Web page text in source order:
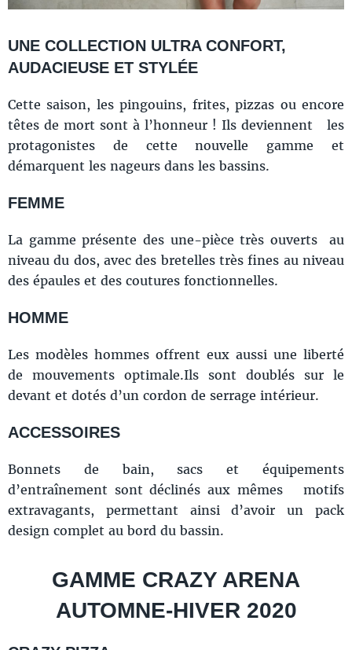
UNE COLLECTION ULTRA CONFORT,
AUDACIEUSE ET STYLÉE
Cette saison, les pingouins, frites, pizzas ou encore
têtes de mort sont à l’honneur ! Ils deviennent les
protagonistes de cette nouvelle gamme et
démarquent les nageurs dans les bassins.
FEMME
La gamme présente des une-pièce très ouverts au
niveau du dos, avec des bretelles très fines au niveau
des épaules et des coutures fonctionnelles.
HOMME
Les modèles hommes offrent eux aussi une liberté
de mouvements optimale.Ils sont doublés sur le
devant et dotés d’un cordon de serrage intérieur.
ACCESSOIRES
Bonnets de bain, sacs et équipements
d’entraînement sont déclinés aux mêmes motifs
extravagants, permettant ainsi d’avoir un pack
design complet au bord du bassin.
GAMME CRAZY ARENA
AUTOMNE-HIVER 2020